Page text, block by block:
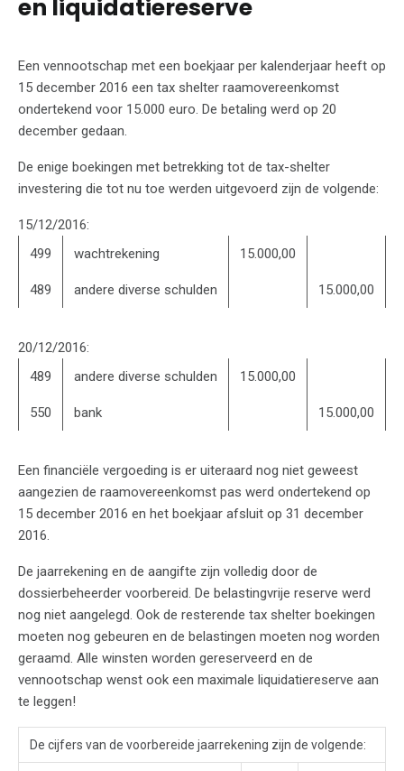
en liquidatiereserve
Een vennootschap met een boekjaar per kalenderjaar heeft op
15 december 2016 een tax shelter raamovereenkomst
ondertekend voor 15.000 euro. De betaling werd op 20
december gedaan.
De enige boekingen met betrekking tot de tax-shelter
investering die tot nu toe werden uitgevoerd zijn de volgende:
15/12/2016:
499
wachtrekening 15.000,00
489 andere diverse schulden 15.000,00
20/12/2016:
489
andere diverse schulden 15.000,00
550 bank 15.000,00
Een financiële vergoeding is er uiteraard nog niet geweest
aangezien de raamovereenkomst pas werd ondertekend op
15 december 2016 en het boekjaar afsluit op 31 december
2016.
De jaarrekening en de aangifte zijn volledig door de
dossierbeheerder voorbereid. De belastingvrije reserve werd
nog niet aangelegd. Ook de resterende tax shelter boekingen
moeten nog gebeuren en de belastingen moeten nog worden
geraamd. Alle winsten worden gereserveerd en de
vennootschap wenst ook een maximale liquidatiereserve aan
te leggen!
De cijfers van de voorbereide jaarrekening zijn de volgende: